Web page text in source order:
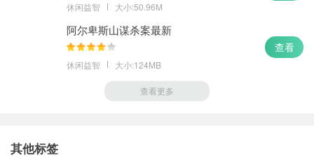
休闲益智 大小:50.96M
阿尔卑斯山谋杀案最新
休闲益智 大小:124MB
查看
查看更多
其他标签